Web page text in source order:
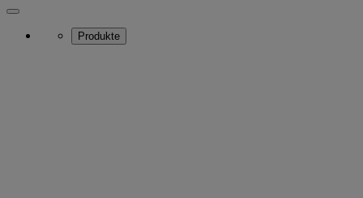
Produkte